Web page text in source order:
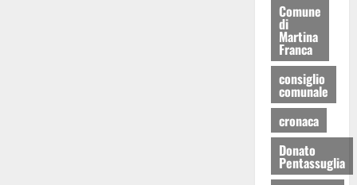
Comune
di
Martina
Franca
consiglio
comunale
cronaca
Donato
Pentassuglia